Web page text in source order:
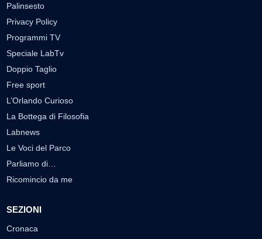
Palinsesto
Privacy Policy
Programmi TV
Speciale LabTv
Doppio Taglio
Free sport
L’Orlando Curioso
La Bottega di Filosofia
Labnews
Le Voci del Parco
Parliamo di…
Ricomincio da me
SEZIONI
Cronaca